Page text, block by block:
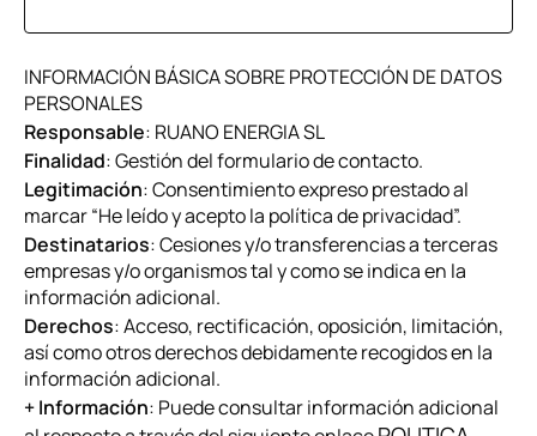
INFORMACIÓN BÁSICA SOBRE PROTECCIÓN DE DATOS
PERSONALES
Responsable: RUANO ENERGIA SL
Finalidad: Gestión del formulario de contacto.
Legitimación: Consentimiento expreso prestado al
marcar “He leído y acepto la política de privacidad”.
Destinatarios: Cesiones y/o transferencias a terceras
empresas y/o organismos tal y como se indica en la
información adicional.
Derechos: Acceso, rectificación, oposición, limitación,
así como otros derechos debidamente recogidos en la
información adicional.
+ Información: Puede consultar información adicional